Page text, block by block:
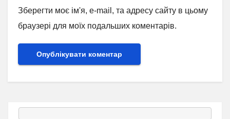
Зберегти моє ім'я, e-mail, та адресу сайту в цьому
браузері для моїх подальших коментарів.